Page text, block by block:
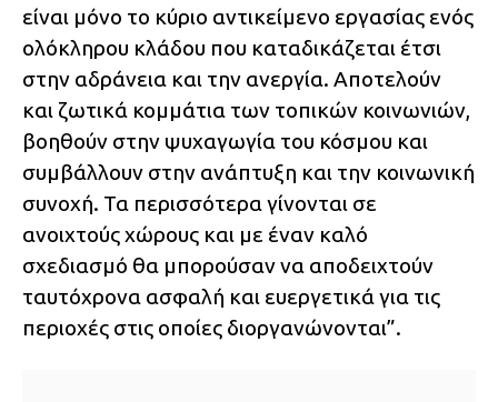
είναι μόνο το κύριο αντικείμενο εργασίας ενός
ολόκληρου κλάδου που καταδικάζεται έτσι
στην αδράνεια και την ανεργία. Αποτελούν
και ζωτικά κομμάτια των τοπικών κοινωνιών,
βοηθούν στην ψυχαγωγία του κόσμου και
συμβάλλουν στην ανάπτυξη και την κοινωνική
συνοχή. Τα περισσότερα γίνονται σε
ανοιχτούς χώρους και με έναν καλό
σχεδιασμό θα μπορούσαν να αποδειχτούν
ταυτόχρονα ασφαλή και ευεργετικά για τις
περιοχές στις οποίες διοργανώνονται”.